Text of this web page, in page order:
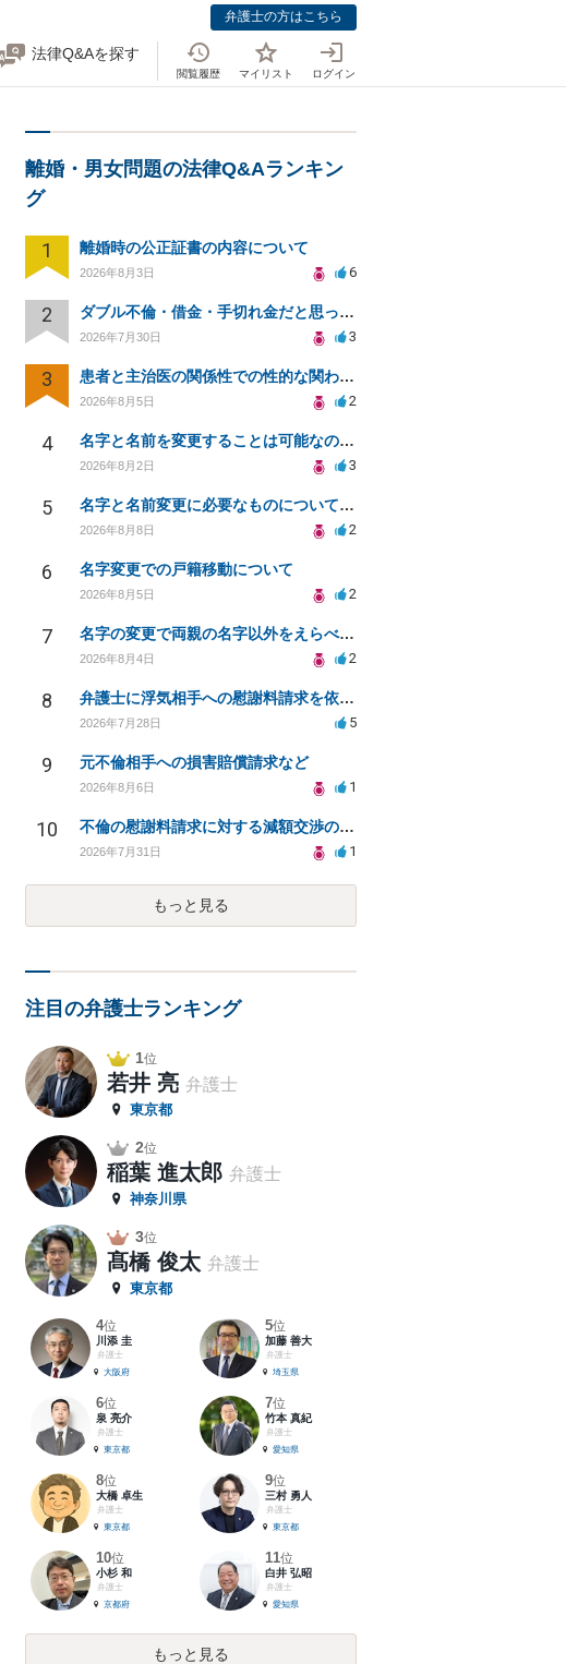
弁護士の方はこちら
法律Q&Aを探す
閲覧履歴 マイリスト ログイン
離婚・男女問題の法律Q&Aランキン
グ
1 離婚時の公正証書の内容について
2026年8月3日 6
2 ダブル不倫・借金・手切れ金だと思っていたお金を1年後いまさら脅迫罪として通知書が来てまとめて請求
2026年7月30日 3
3 患者と主治医の関係性での性的な関わりからのトラブル
2026年8月5日 2
4 名字と名前を変更することは可能なのか？
2026年8月2日 3
5 名字と名前変更に必要なものについて知りたい
2026年8月8日 2
6 名字変更での戸籍移動について
2026年8月5日 2
7 名字の変更で両親の名字以外をえらべるのか？
2026年8月4日 2
8 弁護士に浮気相手への慰謝料請求を依頼する費用相場は？
2026年7月28日 5
9 元不倫相手への損害賠償請求など
2026年8月6日 1
10 不倫の慰謝料請求に対する減額交渉の可能性と対策
2026年7月31日 1
もっと見る
注目の弁護士ランキング
1位
若井 亮 弁護士
東京都
2位
稲葉 進太郎 弁護士
神奈川県
3位
髙橋 俊太 弁護士
東京都
4位
川添 圭
弁護士
大阪府
5位
加藤 善大
弁護士
埼玉県
6位
泉 亮介
弁護士
東京都
7位
竹本 真紀
弁護士
愛知県
8位
大橋 卓生
弁護士
東京都
9位
三村 勇人
弁護士
東京都
10位
小杉 和
弁護士
京都府
11位
白井 弘昭
弁護士
愛知県
もっと見る